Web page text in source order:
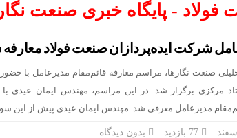
مدیریت عملیات نفت و گاز مارون با کارکنان
هلدینگ صباانرژی با حضور مدیرعامل و
- پایگاه خبری صنعت
شرکت ایده‌پردازان صنعت فولاد
صنعت نگارها، مراسم معارفه قائم‌مقام مدیرعامل با
مرکزی برگزار شد. در این مراسم، مهندس ایمان عیدی
مدیرعامل معرفی شد. مهندس ایمان عیدی پیش از این
بدون دیدگاه